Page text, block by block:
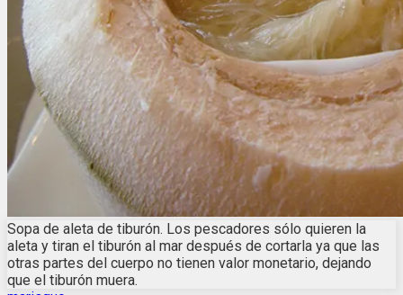
Sopa de aleta de tiburón. Los pescadores sólo quieren la
aleta y tiran el tiburón al mar después de cortarla ya que las
otras partes del cuerpo no tienen valor monetario, dejando
que el tiburón muera.